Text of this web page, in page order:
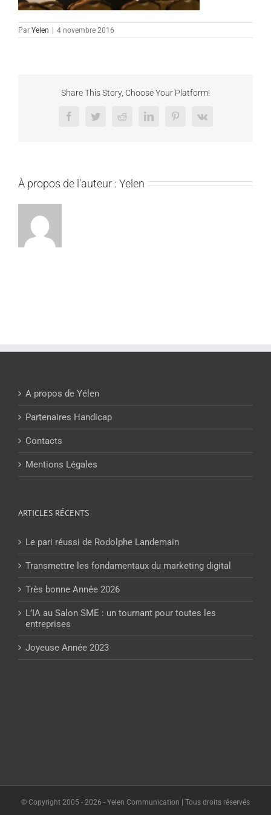
Par Yelen 4 novembre 2016
Share This Story, Choose Your Platform!
FacebookTwitterRedditLinkedInPinterest
Vk
À propos de l'auteur : Yelen
A propos de Yélen
Partenaires Handicap
Contacts
Mentions Légales
ARTICLES RÉCENTS
Le pari réussi de Rodolphe Landemain
Transmettre les fondamentaux du marketing digital
Très bonne Année 2026
L’IA au Salon SME : un tournant pour toutes les
entreprises
Joyeuse Année 2023
© Copyright 2005 - 2026 - Yelen Communication | Tous droits réservés